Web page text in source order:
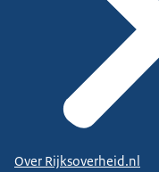
Over Rijksoverheid.nl